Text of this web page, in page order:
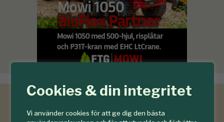
Cookies & din integritet
Vi använder cookies för att ge dig den bästa